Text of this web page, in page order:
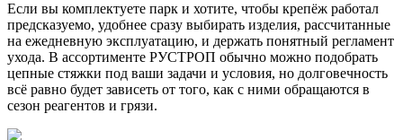
Если вы комплектуете парк и хотите, чтобы крепёж работал
предсказуемо, удобнее сразу выбирать изделия, рассчитанные
на ежедневную эксплуатацию, и держать понятный регламент
ухода. В ассортименте РУСТРОП обычно можно подобрать
цепные стяжки под ваши задачи и условия, но долговечность
всё равно будет зависеть от того, как с ними обращаются в
сезон реагентов и грязи.